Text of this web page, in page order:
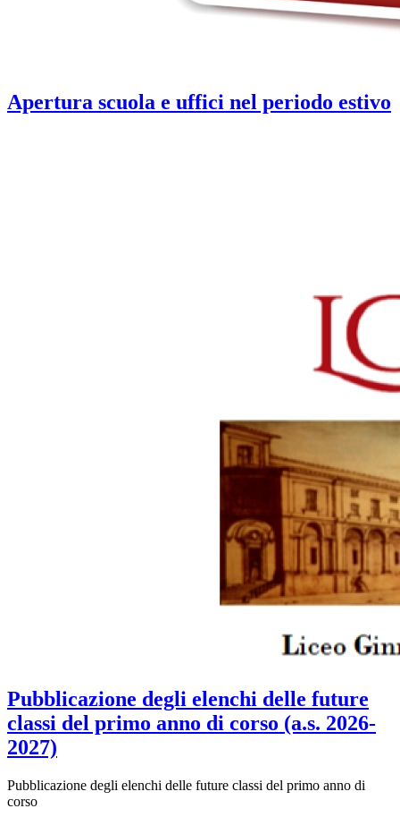
Apertura scuola e uffici nel periodo estivo
Pubblicazione degli elenchi delle future
classi del primo anno di corso (a.s. 2026-
2027)
Pubblicazione degli elenchi delle future classi del primo anno di
corso